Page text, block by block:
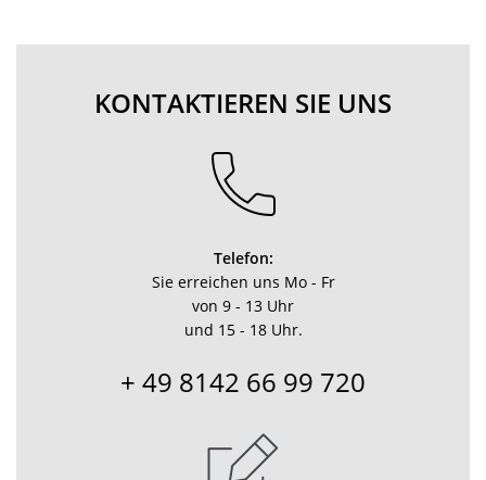
KONTAKTIEREN SIE UNS
Telefon:
Sie erreichen uns Mo - Fr
von 9 - 13 Uhr
und 15 - 18 Uhr.
+ 49 8142 66 99 720